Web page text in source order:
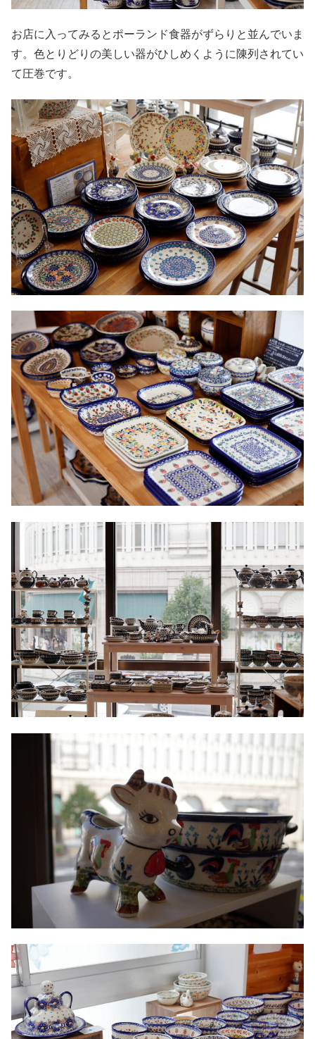
お店に入ってみるとポーランド食器がずらりと並んでいま
す。色とりどりの美しい器がひしめくように陳列されてい
て圧巻です。